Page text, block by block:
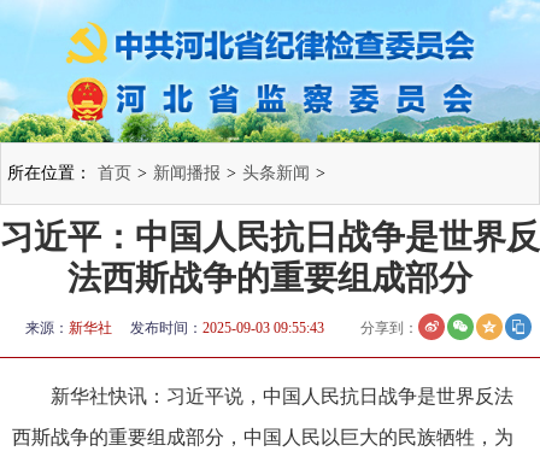
所在位置： 首页 > 新闻播报 > 头条新闻 >
习近平：中国人民抗日战争是世界反
法西斯战争的重要组成部分
来源： 新华社 发布时间： 2025-09-03 09:55:43 分享到：
新华社快讯：习近平说，中国人民抗日战争是世界反法
西斯战争的重要组成部分，中国人民以巨大的民族牺牲，为